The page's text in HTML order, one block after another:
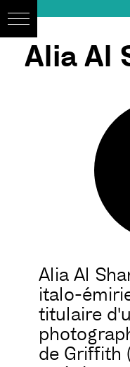
Alia Al
Alia Al
italo-
titulaire
de Griffith